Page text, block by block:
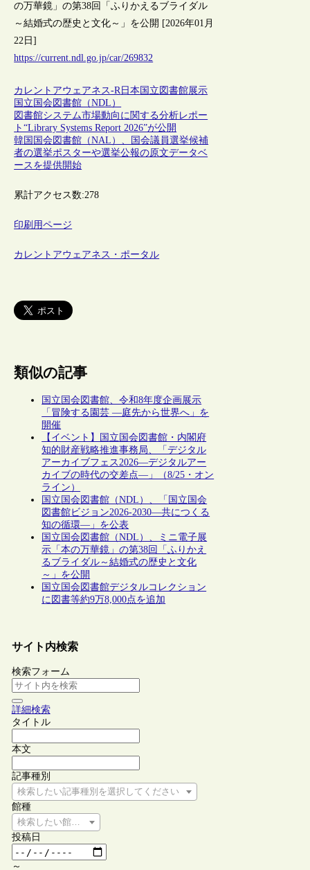
の万華鏡」の第38回「ふりかえるブライダル
～結婚式の歴史と文化～」を公開 [2026年01月
22日]
https://current.ndl.go.jp/car/269832
カレントアウェアネス-R 日本 国立図書館展示
国立国会図書館（NDL）
図書館システム市場動向に関する分析レポー
ト“Library Systems Report 2026”が公開
韓国国会図書館（NAL）、国会議員選挙候補
者の選挙ポスターや選挙公報の原文データベ
ースを提供開始
累計アクセス数:278
印刷用ページ
カレントアウェアネス・ポータル
類似の記事
国立国会図書館、令和8年度企画展示
「冒険する園芸 ―庭先から世界へ」を
開催
【イベント】国立国会図書館・内閣府
知的財産戦略推進事務局、「デジタル
アーカイブフェス2026―デジタルアー
カイブの時代の交差点―」（8/25・オン
ライン）
国立国会図書館（NDL）、「国立国会
図書館ビジョン2026-2030―共につくる
知の循環―」を公表
国立国会図書館（NDL）、ミニ電子展
示「本の万華鏡」の第38回「ふりかえ
るブライダル～結婚式の歴史と文化
～」を公開
国立国会図書館デジタルコレクション
に図書等約9万8,000点を追加
サイト内検索
検索フォーム
詳細検索
タイトル
本文
記事種別
検索したい記事種別を選択してください
館種
検索したい館種を選択してください
投稿日
～